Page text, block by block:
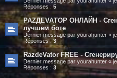
Réponses : 5
РАZДEVAТОР ОНЛАЙН -
лучшем боте
Dernier message par yourahunter «
Réponses :3
RazdeVator FREE -
Dernier message par yourahunter«
Réponses : 3